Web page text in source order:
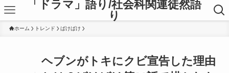
「ドラマ」語り/社会科関連徒然語
り
ホーム トレンド ばけばけ
ヘブンがトキにクビ宣告した理由